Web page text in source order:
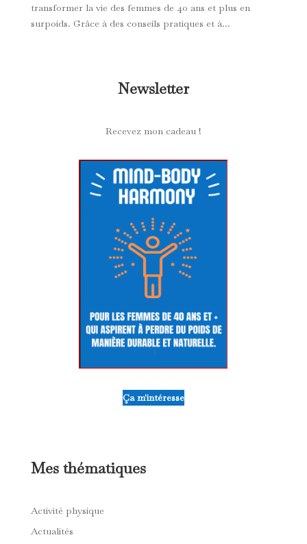
transformer la vie des femmes de 40 ans et plus en
surpoids. Grâce à des conseils pratiques et à...
Newsletter
Recevez mon cadeau !
Ça m'intéresse
Mes thématiques
Activité physique
Actualités